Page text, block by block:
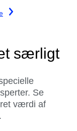
særligt
Se
værdi af